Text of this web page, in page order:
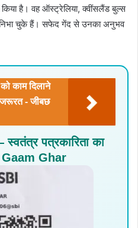
किया है। वह ऑस्ट्रेलिया, क्वींसलैंड बुल्स
निभा चुके हैं। सफेद गेंद से उनका अनुभव
काम दिलाने
- जीबछ
पत्रकारिता का
Gaam Ghar